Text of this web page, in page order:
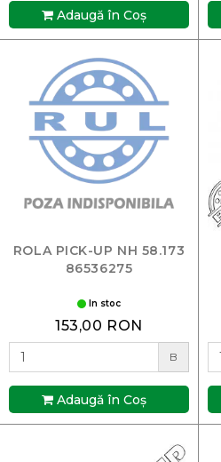
Adaugă în Coş
ROLA PICK-UP NH 58.173
86536275
In stoc
153,00 RON
B
Adaugă în Coş